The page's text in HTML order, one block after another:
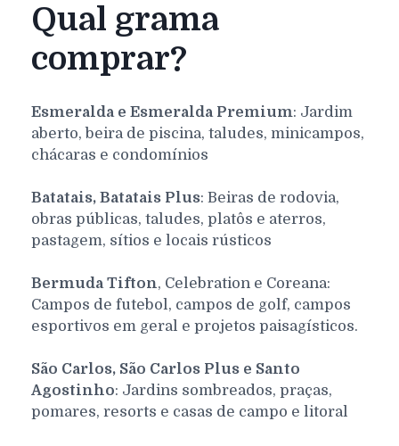
Qual grama
comprar?
Esmeralda e Esmeralda Premium: Jardim
aberto, beira de piscina, taludes, minicampos,
chácaras e condomínios
Batatais, Batatais Plus: Beiras de rodovia,
obras públicas, taludes, platôs e aterros,
pastagem, sítios e locais rústicos
Bermuda Tifton, Celebration e Coreana:
Campos de futebol, campos de golf, campos
esportivos em geral e projetos paisagísticos.
São Carlos, São Carlos Plus e Santo
Agostinho: Jardins sombreados, praças,
pomares, resorts e casas de campo e litoral